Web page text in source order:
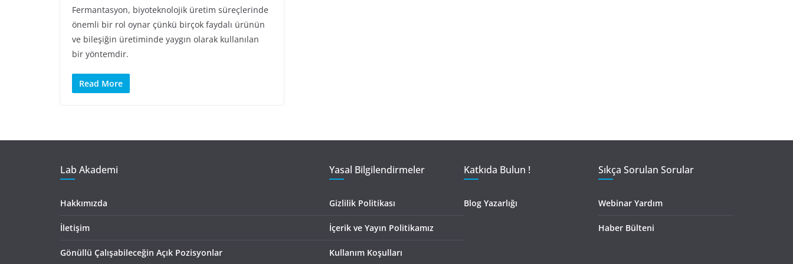
Fermantasyon, biyoteknolojik üretim süreçlerinde
önemli bir rol oynar çünkü birçok faydalı ürünün
ve bileşiğin üretiminde yaygın olarak kullanılan
bir yöntemdir.
Read More
Lab Akademi
Hakkımızda
İletişim
Gönüllü Çalışabileceğin Açık Pozisyonlar
Yasal Bilgilendirmeler
Gizlilik Politikası
İçerik ve Yayın Politikamız
Kullanım Koşulları
Katkıda Bulun !
Blog Yazarlığı
Sıkça Sorulan Sorular
Webinar Yardım
Haber Bülteni